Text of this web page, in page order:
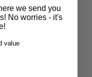
we send you
No worries - it's
value